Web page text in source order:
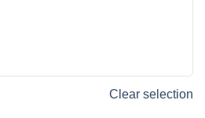
Clear selection